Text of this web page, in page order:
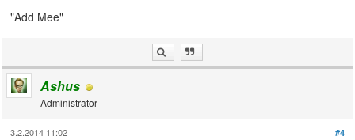
"Add Mee"
Ashus
Administrator
#4
3.2.2014 11:02